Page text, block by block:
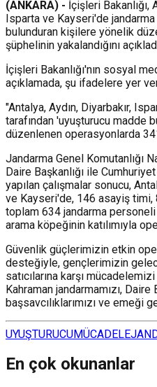
(ANKARA) - İçişleri Bakanlığı,
Isparta ve Kayseri'de
bulunduran kişilere yönelik
şüphelinin yakalandığını
İçişleri Bakanlığı'nın sosyal
açıklamada, şu ifadelere yer
"Antalya, Aydın, Diyarbakır,
tarafından 'uyuşturucu madde
düzenlenen operasyonlarda
Jandarma Genel Komutanlığı
Daire Başkanlığı ile
yapılan çalışmalar sonucu,
ve Kayseri'de, 146 asayiş
toplam 634 jandarma
arama köpeğinin katılımıyla
Güvenlik güçlerimizin etkin
desteğiyle, gençlerimizin
satıcılarına karşı
Kahraman jandarmamızı, Daire
başsavcılıklarımızı ve emeği
UYUŞTURUCUMÜCADELE
En çok okunanlar